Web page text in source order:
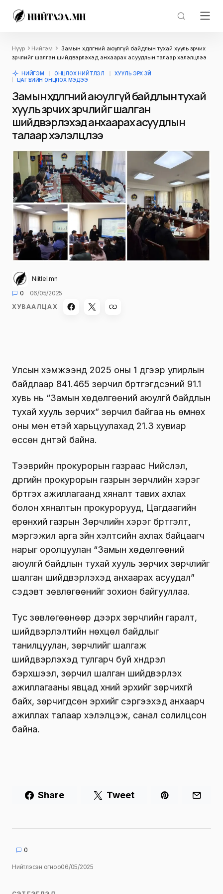
Нүүр Нийгэм
Замын хөдөлгөөний аюулгүй байдлын тухай хууль зөрчих
зөрчлийг шалган шийдвэрлэхэд анхаарах асуудлын талаар хэлэлцлээ
НИЙГЭМ ОНЦЛОХ НИЙТЛЭЛ
ХУУЛЬ ЭРХ ЗҮЙ
ЦАГ ҮЕИЙН ОНЦЛОХ МЭДЭЭ
Замын хөдөлгөөний аюулгүй байдлын тухай
хууль зөрчих зөрчлийг шалган
шийдвэрлэхэд анхаарах асуудлын
талаар хэлэлцлээ
Niitlel.mn
0
06/05/2025
ХУВААЛЦАХ
Улсын хэмжээнд 2025 оны 1 дүгээр улирлын
байдлаар 841.465 зөрчил бүртгэгдсэний 91.1
хувь нь “Замын хөдөлгөөний аюулгүй байдлын
тухай хууль зөрчих” зөрчил байгаа нь өмнөх
оны мөн үетэй харьцуулахад 21.3 хувиар
өссөн дүнтэй байна.
Тээврийн прокурорын газраас Нийслэл,
дүүргийн прокурорын газрын зөрчлийн хэрэг
бүртгэх ажиллагаанд хяналт тавих ахлах
болон хяналтын прокурорууд, Цагдаагийн
ерөнхий газрын Зөрчлийн хэрэг бүртгэлт,
мэргэжил арга зүйн хэлтсийн ахлах байцаагч
нарыг оролцуулан “Замын хөдөлгөөний
аюулгүй байдлын тухай хууль зөрчих зөрчлийг
шалган шийдвэрлэхэд анхаарах асуудал”
сэдэвт зөвлөгөөнийг зохион байгууллаа.
Тус зөвлөгөөнөөр дээрх зөрчлийн гаралт,
шийдвэрлэлтийн нөхцөл байдлыг
танилцуулан, зөрчлийг шалгаж
шийдвэрлэхэд тулгарч буй хүндрэл
бэрхшээл, зөрчил шалган шийдвэрлэх
ажиллагааны явцад хүний эрхийг зөрчихгүй
байх, зөрчигдсөн эрхийг сэргээхэд анхаарч
ажиллах талаар хэлэлцэж, санал солилцсон
байна.
Share Tweet
0
Нийтлэсэн огноо06/05/2025